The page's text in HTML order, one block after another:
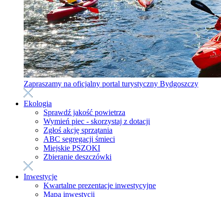
Zapraszamy na oficjalny portal turystyczny Bydgoszczy
Ekologia
Sprawdź jakość powietrza
Wymień piec - skorzystaj z dotacji
Zgłoś akcję sprzątania
ABC segregacji śmieci
Miejskie PSZOKI
Zbieranie deszczówki
Inwestycje
Kwartalne prezentacje inwestycyjne
Mapa inwestycji